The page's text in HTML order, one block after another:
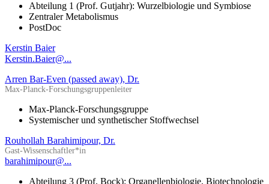
Abteilung 1 (Prof. Gutjahr): Wurzelbiologie und Symbiose
Zentraler Metabolismus
PostDoc
Kerstin Baier
Kerstin.Baier@...
Arren Bar-Even (passed away), Dr.
Max-Planck-Forschungsgruppenleiter
Max-Planck-Forschungsgruppe
Systemischer und synthetischer Stoffwechsel
Rouhollah Barahimipour, Dr.
Gast-Wissenschaftler*in
barahimipour@...
Abteilung 3 (Prof. Bock): Organellenbiologie, Biotechnologie